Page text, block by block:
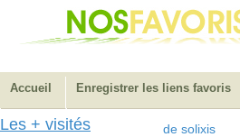
Accueil Enregistrer les liens favoris
Les + visités de solixis